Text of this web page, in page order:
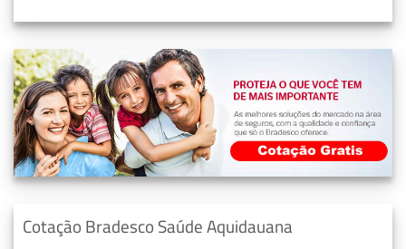
Cotação Bradesco Saúde Aquidauana